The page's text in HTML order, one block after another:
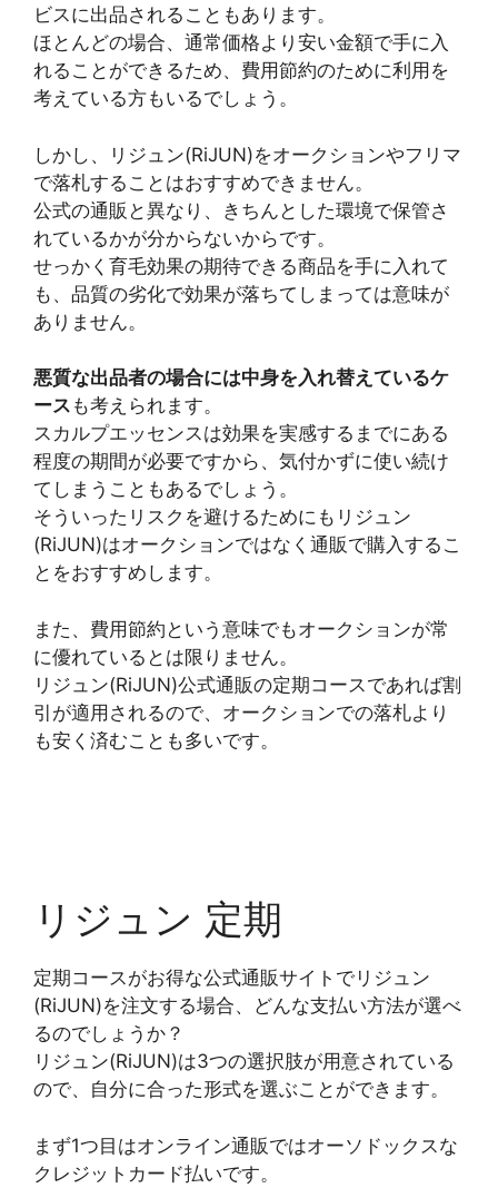
ビスに出品されることもあります。
ほとんどの場合、通常価格より安い金額で手に入
れることができるため、費用節約のために利用を
考えている方もいるでしょう。
しかし、リジュン(RiJUN)をオークションやフリマ
で落札することはおすすめできません。
公式の通販と異なり、きちんとした環境で保管さ
れているかが分からないからです。
せっかく育毛効果の期待できる商品を手に入れて
も、品質の劣化で効果が落ちてしまっては意味が
ありません。
悪質な出品者の場合には中身を入れ替えているケ
ース も考えられます。
スカルプエッセンスは効果を実感するまでにある
程度の期間が必要ですから、気付かずに使い続け
てしまうこともあるでしょう。
そういったリスクを避けるためにもリジュン
(RiJUN)はオークションではなく通販で購入するこ
とをおすすめします。
また、費用節約という意味でもオークションが常
に優れているとは限りません。
リジュン(RiJUN)公式通販の定期コースであれば割
引が適用されるので、オークションでの落札より
も安く済むことも多いです。
リジュン 定期
定期コースがお得な公式通販サイトでリジュン
(RiJUN)を注文する場合、どんな支払い方法が選べ
るのでしょうか？
リジュン(RiJUN)は3つの選択肢が用意されている
ので、自分に合った形式を選ぶことができます。
まず1つ目はオンライン通販ではオーソドックスな
クレジットカード払いです。